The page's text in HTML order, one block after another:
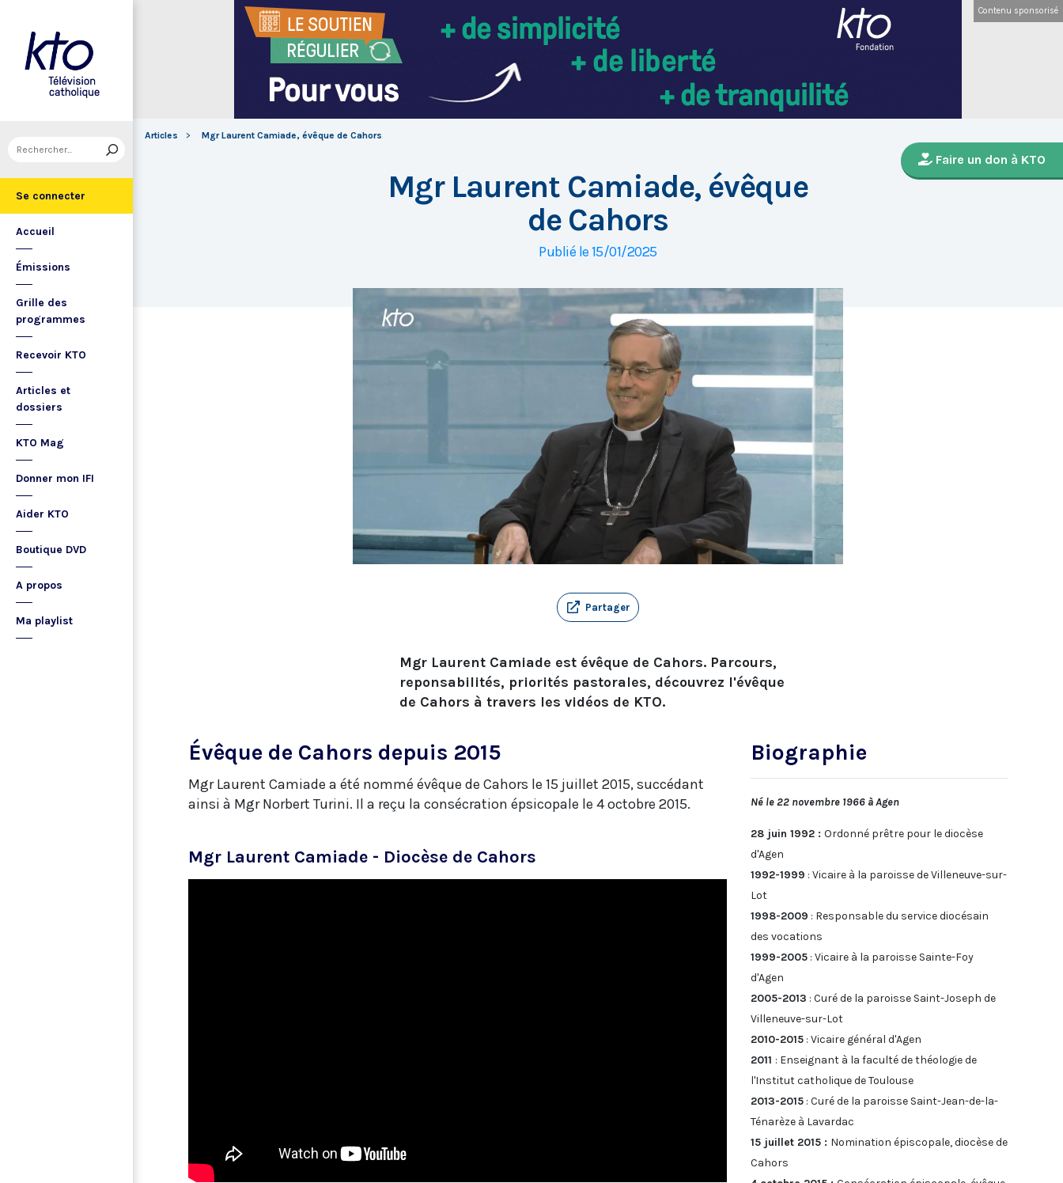
Se connecter
Accueil
Émissions
Grille des
programmes
Recevoir KTO
Articles et
dossiers
KTO Mag
Donner mon IFI
Aider KTO
Boutique DVD
A propos
Ma playlist
Contenu sponsorisé
Articles Mgr Laurent Camiade, évêque de Cahors
Faire un don à KTO
Mgr Laurent Camiade, évêque
de Cahors
Publié le 15/01/2025
Partager
Mgr Laurent Camiade est évêque de Cahors. Parcours,
reponsabilités, priorités pastorales, découvrez l'évêque
de Cahors à travers les vidéos de KTO.
Évêque de Cahors depuis 2015
Mgr Laurent Camiade a été nommé évêque de Cahors le 15 juillet 2015, succédant
ainsi à Mgr Norbert Turini. Il a reçu la consécration épsicopale le 4 octobre 2015.
Mgr Laurent Camiade - Diocèse de Cahors
Biographie
Né le 22 novembre 1966 à Agen
28 juin 1992 : Ordonné prêtre pour le diocèse
d'Agen
1992-1999 : Vicaire à la paroisse de Villeneuve-sur-
Lot
1998-2009 : Responsable du service diocésain
des vocations
1999-2005: Vicaire à la paroisse Sainte-Foy
d'Agen
2005-2013 : Curé de la paroisse Saint-Joseph de
Villeneuve-sur-Lot
2010-2015: Vicaire général d'Agen
2011 : Enseignant à la faculté de théologie de
l'Institut catholique de Toulouse
2013-2015: Curé de la paroisse Saint-Jean-de-la-
Ténarèze à Lavardac
15 juillet 2015 : Nomination épiscopale, diocèse de
Cahors